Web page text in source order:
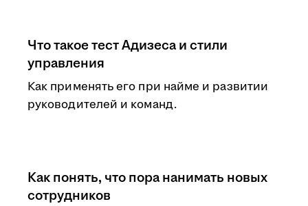
Что такое тест Адизеса и стили
управления
Как применять его при найме и развитии
руководителей и команд.
Как понять, что пора нанимать новых
сотрудников